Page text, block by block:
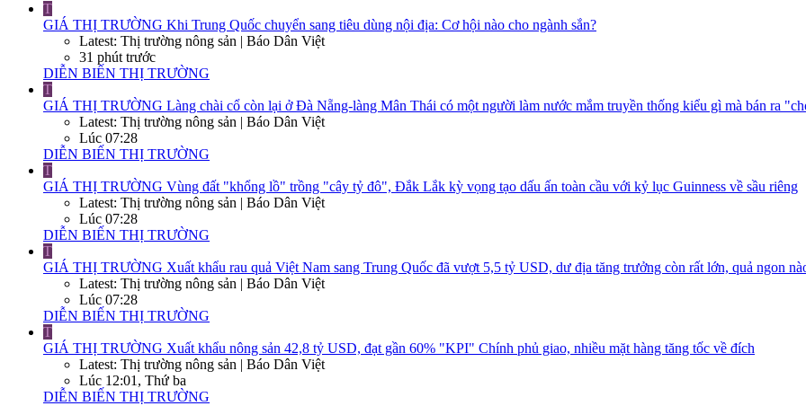
T
GIÁ THỊ TRƯỜNG Khi Trung Quốc chuyển sang tiêu dùng nội địa: Cơ hội nào cho ngành sắn?
Latest: Thị trường nông sản | Báo Dân Việt
31 phút trước
DIỄN BIẾN THỊ TRƯỜNG
T
GIÁ THỊ TRƯỜNG Làng chài cổ còn lại ở Đà Nẵng-làng Mân Thái có một người làm nước mắm truyền thống kiểu gì mà bán ra
Latest: Thị trường nông sản | Báo Dân Việt
Lúc 07:28
DIỄN BIẾN THỊ TRƯỜNG
T
GIÁ THỊ TRƯỜNG Vùng đất "khổng lồ" trồng "cây tỷ đô", Đắk Lắk kỳ vọng tạo dấu ấn toàn cầu với kỷ lục Guinness về sầu riêng
Latest: Thị trường nông sản | Báo Dân Việt
Lúc 07:28
DIỄN BIẾN THỊ TRƯỜNG
T
GIÁ THỊ TRƯỜNG Xuất khẩu rau quả Việt Nam sang Trung Quốc đã vượt 5,5 tỷ USD, dư địa tăng trưởng còn rất lớn, quả ngon
Latest: Thị trường nông sản | Báo Dân Việt
Lúc 07:28
DIỄN BIẾN THỊ TRƯỜNG
T
GIÁ THỊ TRƯỜNG Xuất khẩu nông sản 42,8 tỷ USD, đạt gần 60% "KPI" Chính phủ giao, nhiều mặt hàng tăng tốc về đích
Latest: Thị trường nông sản | Báo Dân Việt
Lúc 12:01, Thứ ba
DIỄN BIẾN THỊ TRƯỜNG